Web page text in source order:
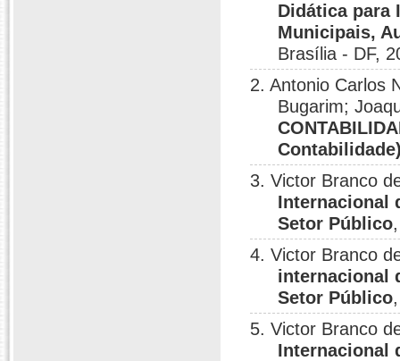
Didática para
Municipais,
Brasília - DF,
2. Antonio Carlos
Bugarim;
3. Victor Branco
Internacional
Setor Público
4. Victor Branco
internacional
Setor Público
5. Victor Branco
Internacional